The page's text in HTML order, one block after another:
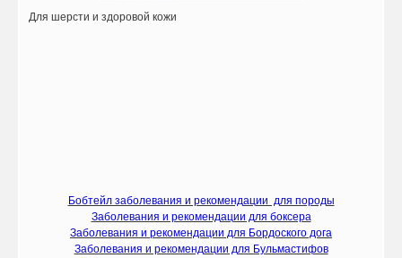
Для шерсти и здоровой кожи
Бобтейл заболевания и рекомендации для породы
Заболевания и рекомендации для боксера
Заболевания и рекомендации для Бордоского дога
Заболевания и рекомендации для Бульмастифов